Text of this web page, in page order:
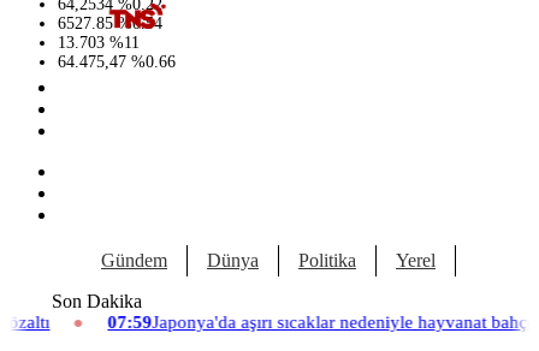
64,2534 %0.22
6527.85 %0.54
13.703 %11
64.475,47 %0.66
Gündem Dünya Politika Yerel
Son Dakika
aşırı sıcaklar nedeniyle hayvanat bahçesinde üç aslan öldü